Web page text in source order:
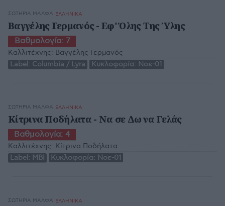
ΣΩΤΗΡΊΑ ΜΆΛΦΑ ΕΛΛΗΝΙΚΑ
Βαγγέλης Γερμανός - Εφ' Όλης Της Ύλης
Βαθμολογία: 7
Καλλιτέχνης: Βαγγέλης Γερμανός
Label: Columbia / Lyra Κυκλοφορία: Νοε-01
ΣΩΤΗΡΊΑ ΜΆΛΦΑ ΕΛΛΗΝΙΚΑ
Κίτρινα Ποδήλατα - Να σε Δω να Γελάς
Βαθμολογία: 4
Καλλιτέχνης: Κίτρινα Ποδήλατα
Label: MBI Κυκλοφορία: Νοε-01
ΣΩΤΗΡΊΑ ΜΆΛΦΑ ΕΛΛΗΝΙΚΑ